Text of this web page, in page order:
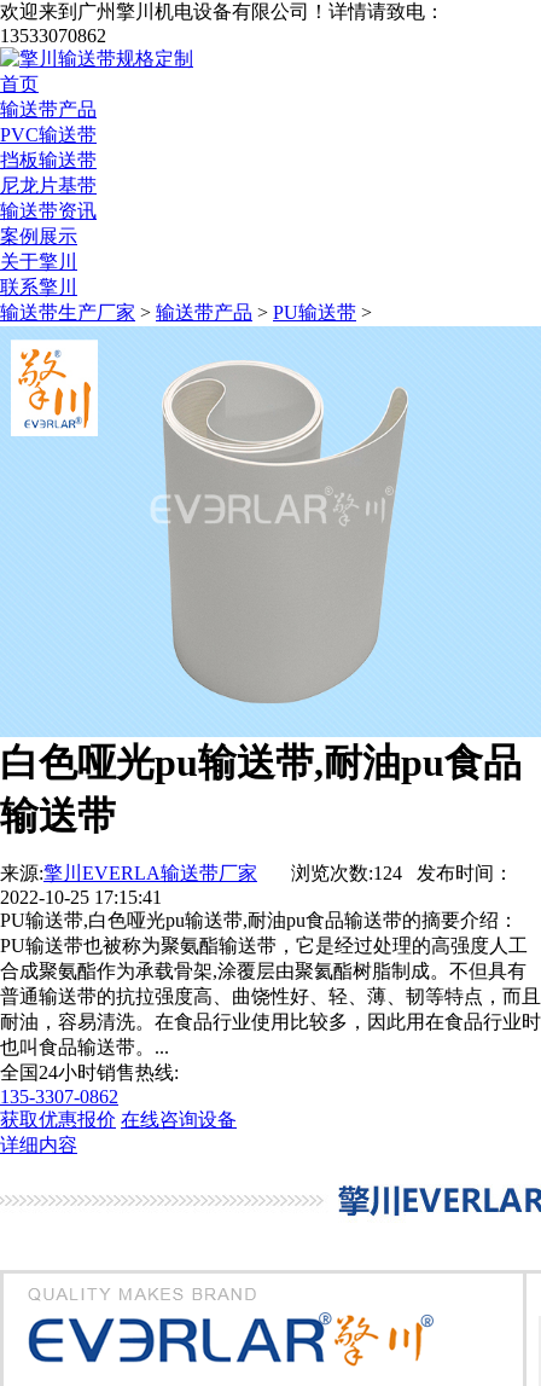
欢迎来到广州擎川机电设备有限公司！ 详情请致电：
13533070862
首页
输送带产品
PVC输送带
挡板输送带
尼龙片基带
输送带资讯
案例展示
关于擎川
联系擎川
输送带生产厂家 > 输送带产品 > PU输送带 >
白色哑光pu输送带,耐油pu食品
输送带
来源:擎川EVERLA输送带厂家 浏览次数:124 发布时间：
2022-10-25 17:15:41
PU输送带,白色哑光pu输送带,耐油pu食品输送带的摘要介绍：
PU输送带也被称为聚氨酯输送带，它是经过处理的高强度人工
合成聚氨酯作为承载骨架,涂覆层由聚氦酯树脂制成。不但具有
普通输送带的抗拉强度高、曲饶性好、轻、薄、韧等特点，而且
耐油，容易清洗。在食品行业使用比较多，因此用在食品行业时
也叫食品输送带。...
全国24小时销售热线:
135-3307-0862
获取优惠报价 在线咨询设备
详细内容